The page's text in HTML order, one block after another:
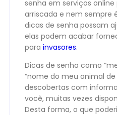
senha em serviços
arriscada e nem sempre
dicas de senha possam
elas podem acabar
para invasores.
Dicas de senha como
“nome do meu animal
descobertas com
você, muitas vezes
Desta forma, o que